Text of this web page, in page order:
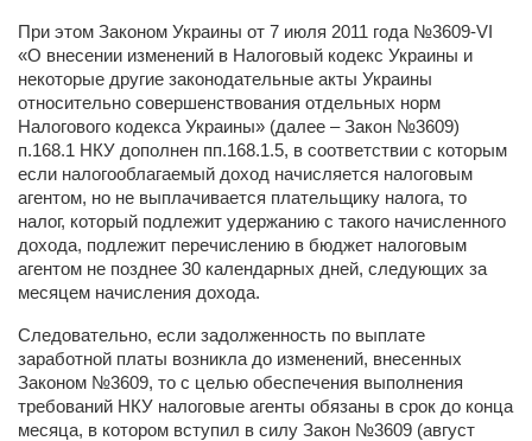
При этом Законом Украины от 7 июля 2011 года №3609-VI
«О внесении изменений в Налоговый кодекс Украины и
некоторые другие законодательные акты Украины
относительно совершенствования отдельных норм
Налогового кодекса Украины» (далее – Закон №3609)
п.168.1 НКУ дополнен пп.168.1.5, в соответствии с которым
если налогооблагаемый доход начисляется налоговым
агентом, но не выплачивается плательщику налога, то
налог, который подлежит удержанию с такого начисленного
дохода, подлежит перечислению в бюджет налоговым
агентом не позднее 30 календарных дней, следующих за
месяцем начисления дохода.
Следовательно, если задолженность по выплате
заработной платы возникла до изменений, внесенных
Законом №3609, то с целью обеспечения выполнения
требований НКУ налоговые агенты обязаны в срок до конца
месяца, в котором вступил в силу Закон №3609 (август